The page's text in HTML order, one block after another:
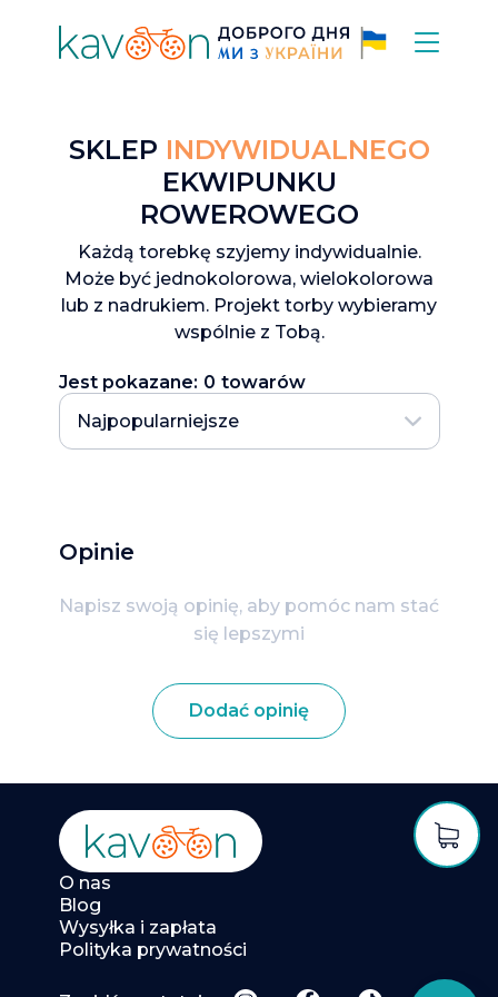
SKLEP INDYWIDUALNEGO
EKWIPUNKU
ROWEROWEGO
Każdą torebkę szyjemy indywidualnie.
Może być jednokolorowa, wielokolorowa
lub z nadrukiem. Projekt torby wybieramy
wspólnie z Tobą.
Jest pokazane: 0 towarów
Najpopularniejsze
Opinie
Napisz swoją opinię, aby pomóc nam stać
się lepszymi
Dodać opinię
O nas
Blog
Wysyłka i zapłata
Polityka prywatności